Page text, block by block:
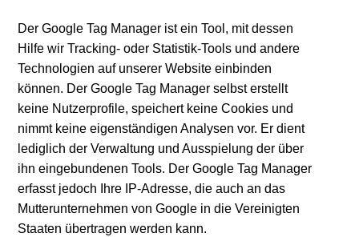
Der Google Tag Manager ist ein Tool, mit dessen
Hilfe wir Tracking- oder Statistik-Tools und andere
Technologien auf unserer Website einbinden
können. Der Google Tag Manager selbst erstellt
keine Nutzerprofile, speichert keine Cookies und
nimmt keine eigenständigen Analysen vor. Er dient
lediglich der Verwaltung und Ausspielung der über
ihn eingebundenen Tools. Der Google Tag Manager
erfasst jedoch Ihre IP-Adresse, die auch an das
Mutterunternehmen von Google in die Vereinigten
Staaten übertragen werden kann.